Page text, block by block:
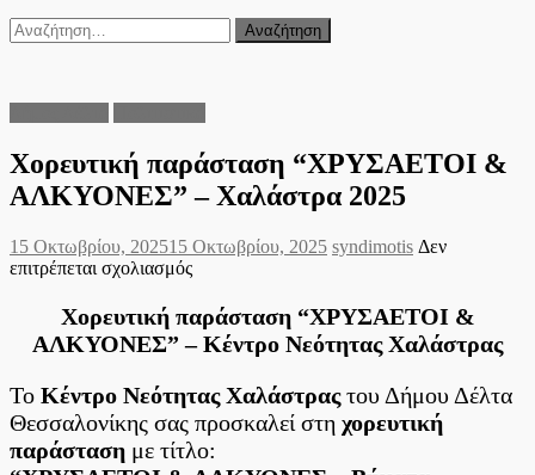
Αναζήτηση
για:
Χορευτική παράσταση “ΧΡΥΣΑΕΤΟΙ &
ΑΛΚΥΟΝΕΣ” – Χαλάστρα 2025
Posted
on
15 Οκτωβρίου, 202515 Οκτωβρίου, 2025 Author
syndimotis Δεν
επιτρέπεται σχολιασμόςστο
παράσταση
“ΧΡΥΣΑΕΤΟΙ
&
–
Χαλάστρα
2025
Χορευτική παράσταση “ΧΡΥΣΑΕΤΟΙ &
ΑΛΚΥΟΝΕΣ” – Κέντρο Νεότητας Χαλάστρας
Το Κέντρο Νεότητας Χαλάστραςτου Δήμου Δέλτα
Θεσσαλονίκης σας προσκαλεί στη χορευτική
παράσταση με τίτλο: